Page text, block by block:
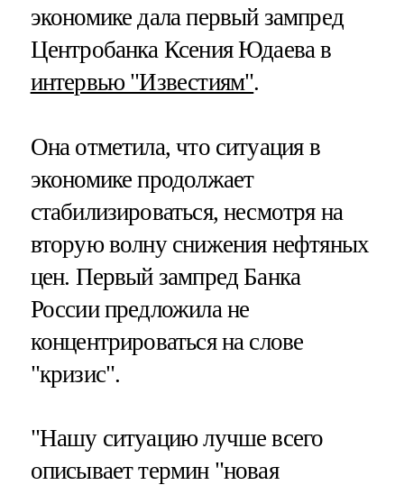
экономике дала первый зампред
Центробанка Ксения Юдаева в
интервью "Известиям".
Она отметила, что ситуация в
экономике продолжает
стабилизироваться, несмотря на
вторую волну снижения нефтяных
цен. Первый зампред Банка
России предложила не
концентрироваться на слове
"кризис".
"Нашу ситуацию лучше всего
описывает термин "новая